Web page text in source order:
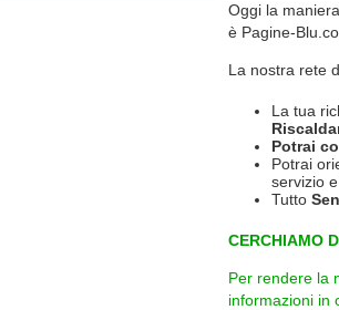
Oggi la
è Pagine-
La nostra rete
La tua
Potrai
Potrai
servizio
Tutto
CERCHIAMO
Per rendere la
informazioni in